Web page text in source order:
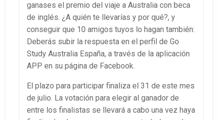
ganases el premio del viaje a Australia con beca
de inglés. ¿A quién te llevarías y por qué?, y
conseguir que 10 amigos tuyos lo hagan también:
Deberás subir la respuesta en el perfil de Go
Study Australia España, a través de la aplicación
APP en su página de Facebook.
El plazo para participar finaliza el 31 de este mes
de julio. La votación para elegir al ganador de
entre los finalistas se llevará a cabo una vez haya